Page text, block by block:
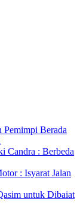
Berada
Candra : Berbeda
: Isyarat Jalan
untuk Dibaiat